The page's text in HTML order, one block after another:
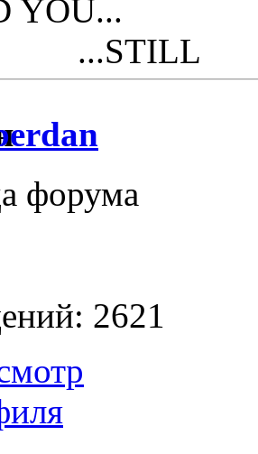
YOU...
форума
2621